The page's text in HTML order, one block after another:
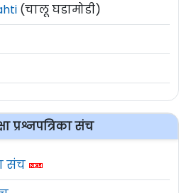
(चालू घडामोडी)
प्रश्नपत्रिका संच
संच